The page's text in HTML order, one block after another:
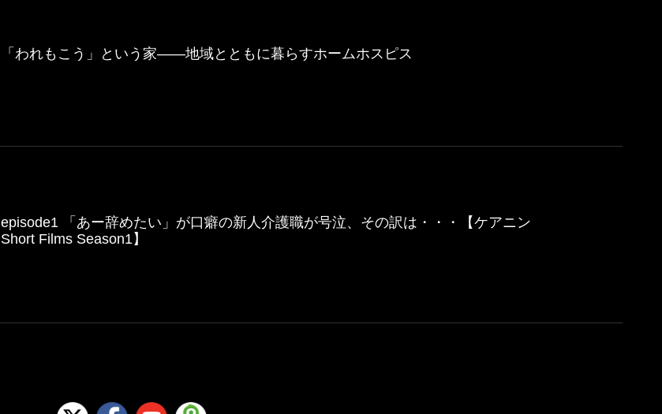
「われもこう」という家――地域とともに暮らすホームホスピス
episode1 「あー辞めたい」が口癖の新人介護職が号泣、その訳は・・・【ケアニン
Short Films Season1】